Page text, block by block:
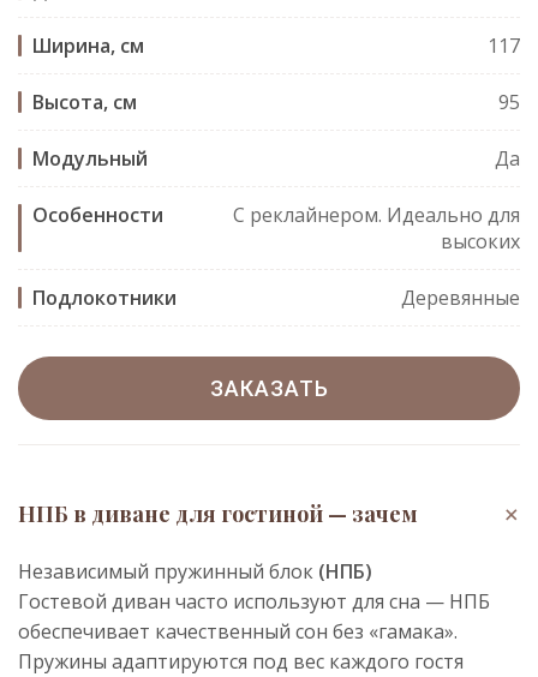
Ширина, см 117
Высота, см 95
Модульный Да
Особенности
С реклайнером. Идеально для
высоких
Подлокотники Деревянные
ЗАКАЗАТЬ
НПБ в диване для гостиной — зачем +
Независимый пружинный блок (НПБ)
Гостевой диван часто используют для сна — НПБ
обеспечивает качественный сон без «гамака».
Пружины адаптируются под вес каждого гостя